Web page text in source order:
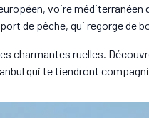
voire
de pêche, qui regorge de
charmantes ruelles.
qui te tiendront